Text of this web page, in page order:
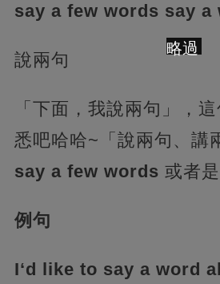
say a few words say a
說兩句
「下面，我說兩句」，
悉吧哈哈~「說兩句、講
say a few words 或者是
例句
I‘d like to say a word
略過